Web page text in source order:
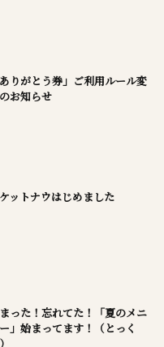
ありがとう券」ご利用ルール変
お知らせ
ットナウはじめました
った！忘れてた！「夏のメニ
」始まってます！（とっく